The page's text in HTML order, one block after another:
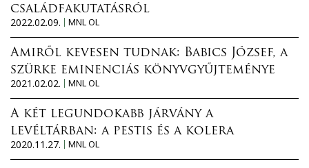
családfakutatásról
2022.02.09.
MNL OL
Amiről kevesen tudnak: Babics József, a
szürke eminenciás könyvgyűjteménye
2021.02.02.
MNL OL
A két legundokabb járvány a
levéltárban: a pestis és a kolera
2020.11.27.
MNL OL